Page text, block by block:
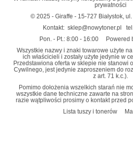
prywatności
© 2025 - Giraffe - 15-727 Białystok,
Kontakt: sklep@nowytoner.pl tel.
Pon. - Pt.: 8:00 - 16:00
Powered
Wszystkie nazwy i znaki towarowe użyte
ich właścicieli i zostały użyte jedynie w
Przedstawiona oferta w sklepie nie stanowi
Cywilnego, jest jedynie zaproszeniem do
z art. 71 k.c.).
Pomimo dołożenia wszelkich starań nie
wszystkie dane techniczne zawarte na
razie wątpliwości prosimy o kontakt przed
Lista tuszy i tonerów